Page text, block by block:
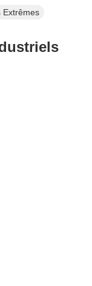
Extrêmes